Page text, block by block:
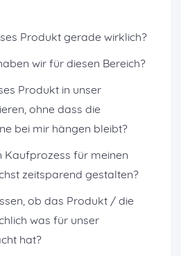
Produkt gerade wirklich?
wir für diesen Bereich?
Produkt in unser
ohne dass die
bei mir hängen bleibt?
für meinen
zeitsparend gestalten?
ob das Produkt / die
was für unser
hat?